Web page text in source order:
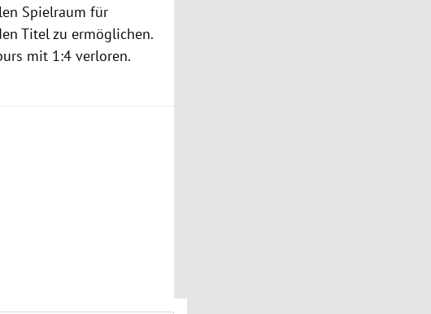
Spielraum für
Titel zu ermöglichen.
mit 1:4 verloren.